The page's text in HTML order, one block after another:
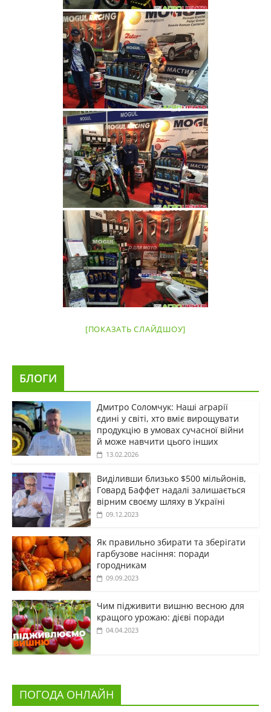
[ПОКАЗАТЬ СЛАЙДШОУ]
БЛОГИ
Дмитро Соломчук: Наші аграрії
єдині у світі, хто вміє вирощувати
продукцію в умовах сучасної війни
й може навчити цього інших
13.02.2026
Виділивши близько $500 мільйонів,
Говард Баффет надалі залишається
вірним своєму шляху в Україні
09.12.2023
Як правильно збирати та зберігати
гарбузове насіння: поради
городникам
09.09.2023
Чим підживити вишню весною для
кращого урожаю: дієві поради
04.04.2023
ПОГОДА ОНЛАЙН